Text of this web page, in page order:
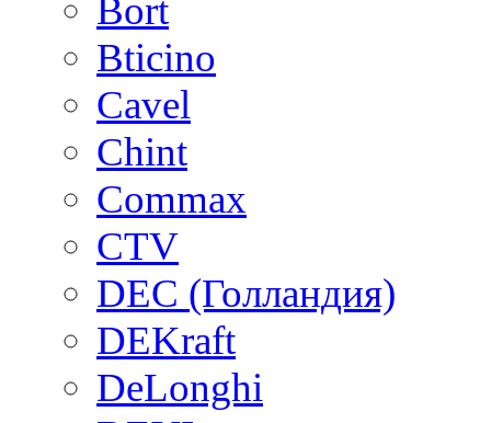
Bort
Bticino
Cavel
Chint
Commax
CTV
DEC (Голландия)
DEKraft
DeLonghi